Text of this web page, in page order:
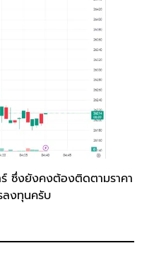
ซึ่งยังคงต้องติดตามราคา
ลงทุนครับ